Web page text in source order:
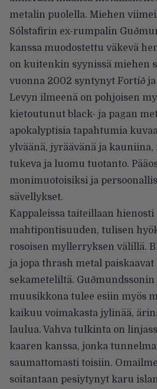
metalin puolella. Miehen
Sólstafirin ex-rumpalin
kanssa muodostettu väkevä
on kuitenkin syynissä miehen
vuonna 2002 syntynyt Fortíð
Levyn ilmeenä on pohjoisen
kietoutunut black- ja pagan
apokalyptisia tapahtumia
ylväänä, jyräävänä ja
tukeva ja luomu tuotanto.
monimuotoisiksi ja
sävellykset.
Kappaleissa taiteillaan hienosti
mahtipontisuuden, tulisen
rosoisen myllerryksen välillä.
ja jopa thrash metal
sekameteliltä.
muusikkona tulee esiin myös
kaikuu voimakasta jylinää,
laulua. Vahva tulkinta on
kaaren kanssa, jonka
saumattomasti toisiin.
soitantaan pesiytynyt karu